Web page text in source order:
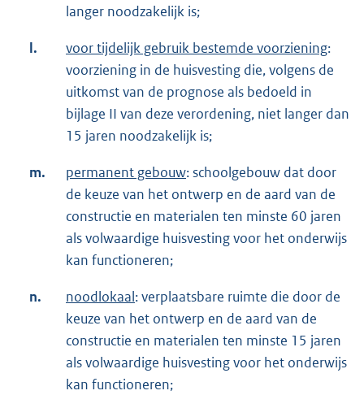
langer noodzakelijk is;
l. voor tijdelijk gebruik bestemde voorziening:
voorziening in de huisvesting die, volgens de
uitkomst van de prognose als bedoeld in
bijlage II van deze verordening, niet langer dan
15 jaren noodzakelijk is;
m. permanent gebouw: schoolgebouw dat door
de keuze van het ontwerp en de aard van de
constructie en materialen ten minste 60 jaren
als volwaardige huisvesting voor het onderwijs
kan functioneren;
n. noodlokaal: verplaatsbare ruimte die door de
keuze van het ontwerp en de aard van de
constructie en materialen ten minste 15 jaren
als volwaardige huisvesting voor het onderwijs
kan functioneren;